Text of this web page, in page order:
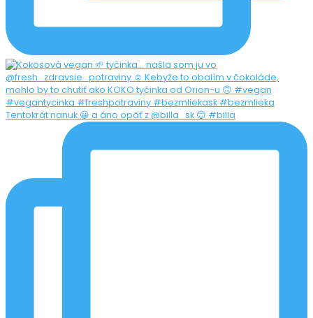
Tentokrát nanuk 😀 a áno opäť z @billa_sk 😊 #billa